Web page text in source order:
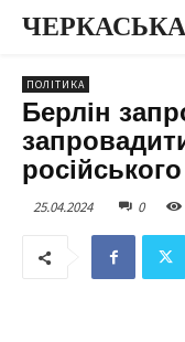
ПОЛІТИКА
Берлін
25.04.2024 0